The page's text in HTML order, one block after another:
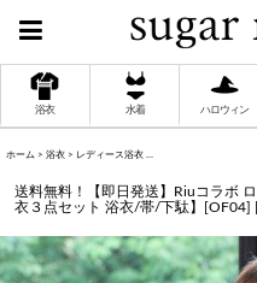
浴衣 水着 ハロウィン
ホーム > 浴衣 > レディース浴衣
送料無料！【即日発送】Riuコラボ
衣３点セット 浴衣/帯/下駄】[OF04]